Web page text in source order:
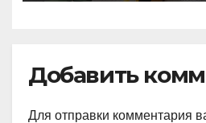
Добавить
Для отправки комментария